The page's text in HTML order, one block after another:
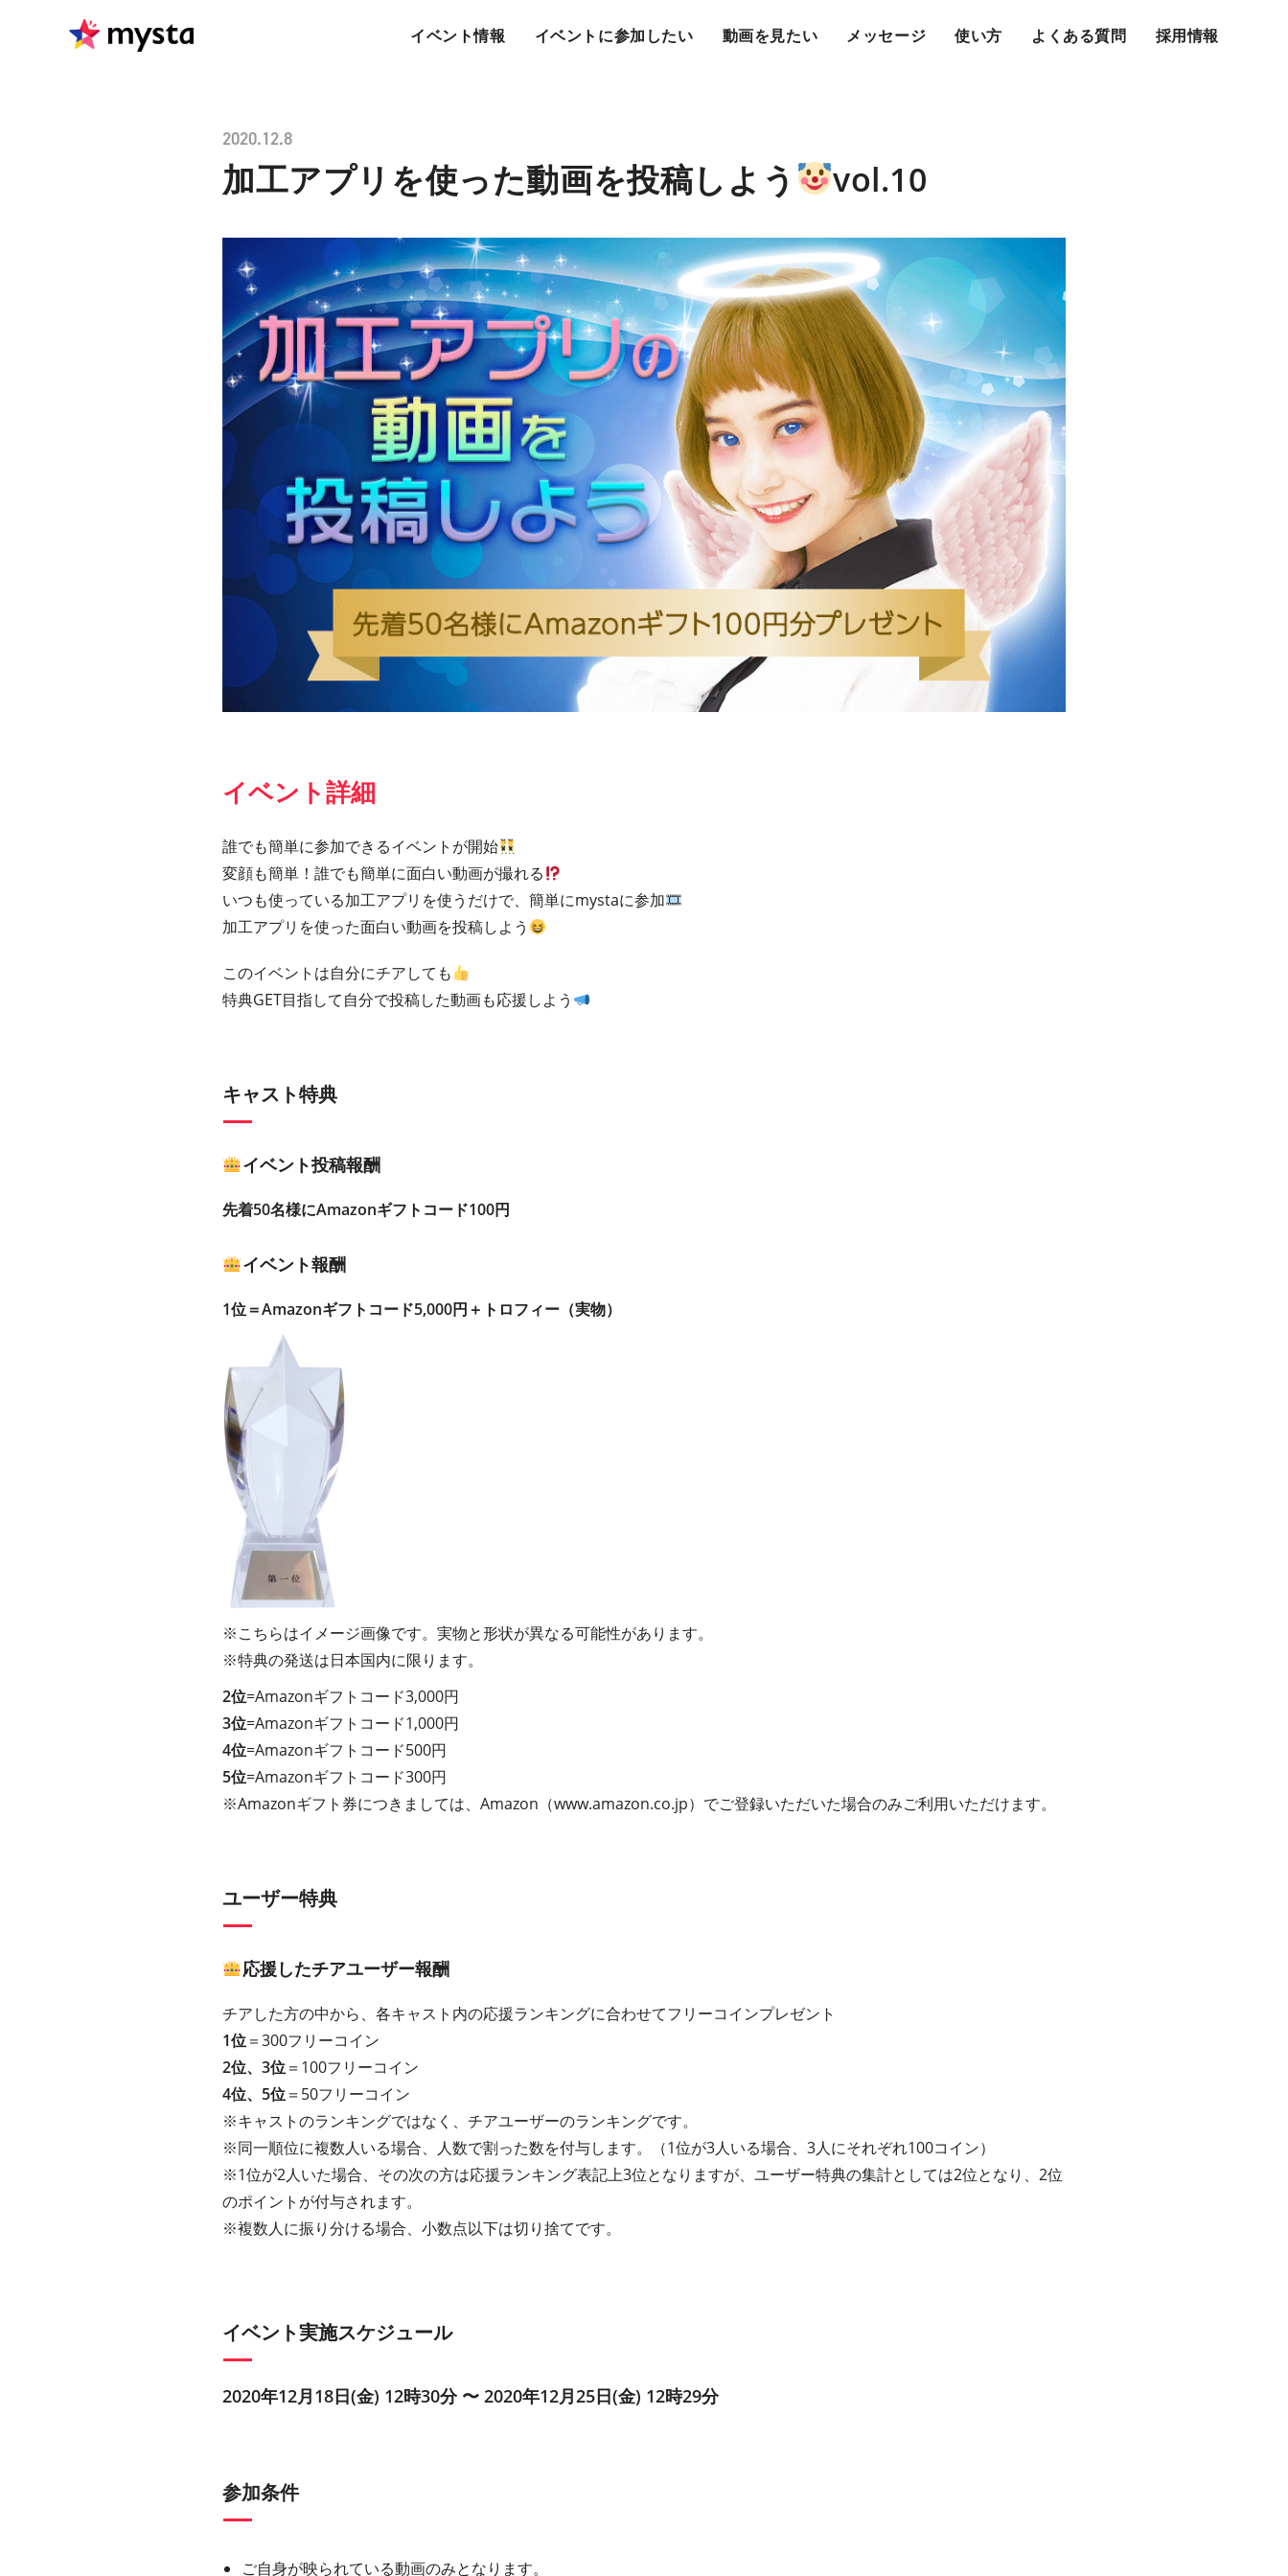
イベント情報 イベントに参加したい 動画を見たい メッセージ 使い方 よくある質問 採用情報
2020.12.8
加工アプリを使った動画を投稿しよう vol.10
イベント詳細
誰でも簡単に参加できるイベントが開始
変顔も簡単！誰でも簡単に面白い動画が撮れる
いつも使っている加工アプリを使うだけで、簡単にmystaに参加
加工アプリを使った面白い動画を投稿しよう
このイベントは自分にチアしても
特典GET目指して自分で投稿した動画も応援しよう
キャスト特典
イベント投稿報酬
先着50名様にAmazonギフトコード100円
イベント報酬
1位＝Amazonギフトコード5,000円＋トロフィー（実物）
※こちらはイメージ画像です。実物と形状が異なる可能性があります。
※特典の発送は日本国内に限ります。
2位=Amazonギフトコード3,000円
3位=Amazonギフトコード1,000円
4位=Amazonギフトコード500円
5位=Amazonギフトコード300円
※Amazonギフト券につきましては、Amazon（www.amazon.co.jp）でご登録いただいた場合のみご利用いただけます。
ユーザー特典
応援したチアユーザー報酬
チアした方の中から、各キャスト内の応援ランキングに合わせてフリーコインプレゼント
1位＝300フリーコイン
2位、3位＝100フリーコイン
4位、5位＝50フリーコイン
※キャストのランキングではなく、チアユーザーのランキングです。
※同一順位に複数人いる場合、人数で割った数を付与します。（1位が3人いる場合、3人にそれぞれ100コイン）
※1位が2人いた場合、その次の方は応援ランキング表記上3位となりますが、ユーザー特典の集計としては2位となり、2位
のポイントが付与されます。
※複数人に振り分ける場合、小数点以下は切り捨てです。
イベント実施スケジュール
2020年12月18日(金) 12時30分 〜 2020年12月25日(金) 12時29分
参加条件
ご自身が映られている動画のみとなります。